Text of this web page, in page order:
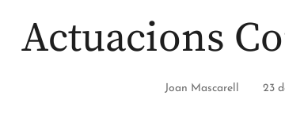
Actuacions
Joan Mascarell 23